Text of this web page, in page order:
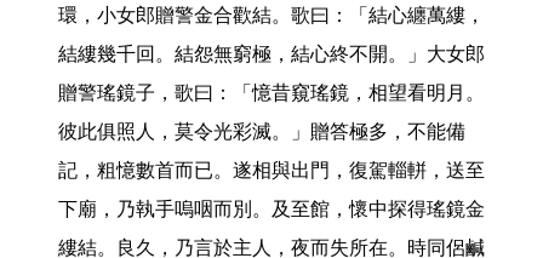
環，小女郎贈警金合歡結。歌曰：「結心纏萬縷，
結縷幾千回。結怨無窮極，結心終不開。」大女郎
贈警瑤鏡子，歌曰：「憶昔窺瑤鏡，相望看明月。
彼此俱照人，莫令光彩滅。」贈答極多，不能備
記，粗憶數首而已。遂相與出門，復駕輜軿，送至
下廟，乃執手嗚咽而別。及至館，懷中探得瑤鏡金
縷結。良久，乃言於主人，夜而失所在。時同侶鹹